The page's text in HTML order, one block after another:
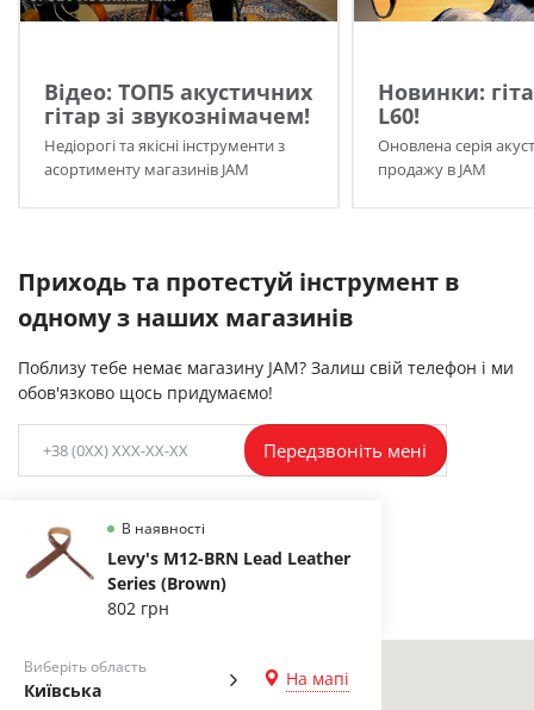
Відео: ТОП5 акустичних
гітар зі звукознімачем!
Недіорогі та якісні інструменти з
асортименту магазинів JAM
Новинки:
L60!
Оновлена серія
продажу в JAM
Приходь та протестуй інструмент в
одному з наших магазинів
Поблизу тебе немає магазину JAM? Залиш свій телефон і ми
обов'язково щось придумаємо!
В наявності
Levy's M12-BRN Lead Leather
Series (Brown)
802 грн
Виберіть область
Київська
На мапі
Передзвоніть мені